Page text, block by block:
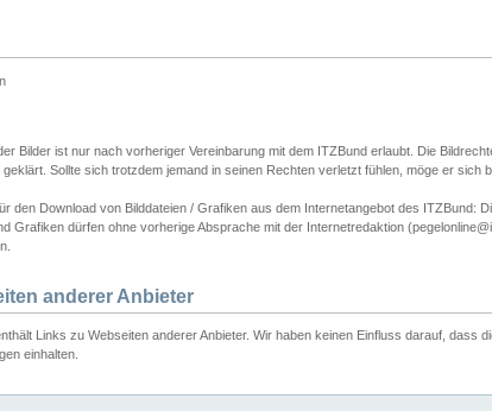
Bilder ist nur nach vorheriger Vereinbarung mit dem ITZBund erlaubt. Die
Sollte sich trotzdem jemand in seinen Rechten verletzt fühlen, möge er sich
den Download von Bilddateien / Grafiken aus dem Internetangebot des ITZBund:
Grafiken dürfen ohne vorherige Absprache mit der Internetredaktion
anderer Anbieter
Links zu Webseiten anderer Anbieter. Wir haben keinen Einfluss darauf, dass
einhalten.